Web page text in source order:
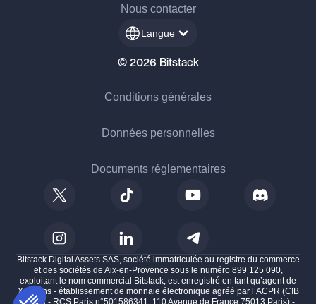
Nous contacter
Langue
© 2026 Bitstack
Conditions générales
Données personnelles
Documents réglementaires
Bitstack Digital Assets SAS, société immatriculée au registre du commerce
et des sociétés de Aix-en-Provence sous le numéro 899 125 090,
exploitant le nom commercial Bitstack, est enregistré en tant qu’agent de
Xpollens - établissement de monnaie électronique agréé par l’ACPR (CIB
16528 - RCS Paris n°501586341, 110 Avenue de France 75013 Paris) -